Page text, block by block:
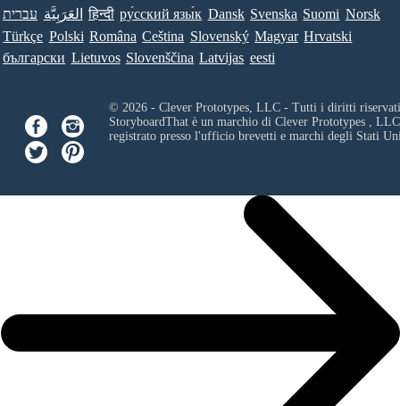
עברית العَرَبِيَّة हिन्दी ру́сский язы́к Dansk Svenska Suomi Norsk
Türkçe Polski Româna Ceština Slovenský Magyar Hrvatski
български Lietuvos Slovenščina Latvijas eesti
© 2026 - Clever Prototypes, LLC - Tutti i diritti
StoryboardThat è un marchio di Clever Prototypes , LLC
registrato presso l'ufficio brevetti e marchi degli Stati